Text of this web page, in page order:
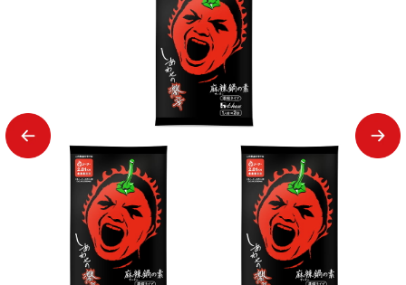
#たっぷり満腹😋